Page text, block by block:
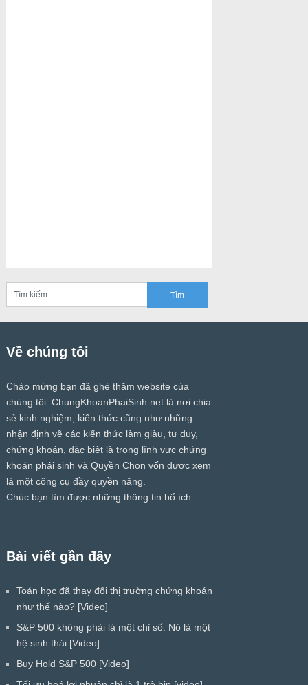
Về chúng tôi
Chào mừng bạn đã ghé thăm website của
chúng tôi. ChungKhoanPhaiSinh.netlà nơi chia
sẻ kinh nghiệm, kiến thức cũng như những
nhận định về các kiến thức làm giàu, tư duy,
chứng khoán, đặc biệt là trong lĩnh vực chứng
khoán phái sinh và Quyền Chọn vốn được xem
là một công cụ đầy quyền năng.
Chúc bạn tìm được những thông tin bổ ích.
Bài viết gần đây
Toán học đã thay đổi thị trường chứng khoán
như thế nào? [Video]
S&P 500 không phải là một chỉ số. Nó là một
hệ sinh thái [Video]
Buy Hold S&P 500 [Video]